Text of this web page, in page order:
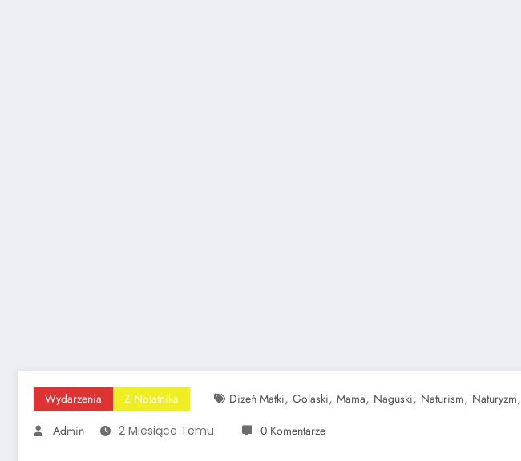
Wydarzenia Z Notatnika Dizeń Matki, Golaski, Mama, Naguski, Naturism, Naturyzm,
Admin
2 Miesiące Temu 0 Komentarze